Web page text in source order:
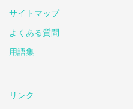
サイトマップ
よくある質問
用語集
リンク